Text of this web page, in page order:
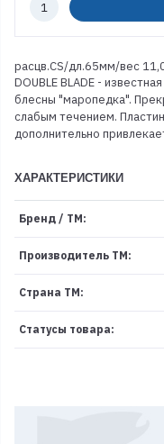
расцв.СS/дл.65мм/вес
DOUBLE BLADE -
блесны "маропедка".
слабым течением.
дополнительно
ХАРАКТЕРИСТИКИ
Бренд / ТМ:
Производитель ТМ:
Страна ТМ:
Статусы товара: